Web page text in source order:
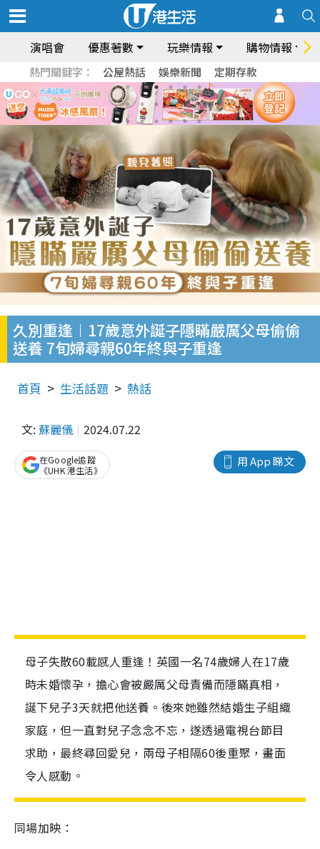
演唱會 優惠著數 玩樂情報 購物情報
熱門關鍵字： 公屋熱話 娛樂新聞 定期存款
久別重逢︱17歲意外誕子隱瞞嚴厲父母偷偷
送養 7旬婦尋親60年終與子重逢
首頁 生活話題 熱話
文: 蘇麗儀 2024.07.22
用 App 睇文
在Google追蹤
《UHK 港生活》
母子失散60載感人重逢！英國一名74歲婦人在17歲
時未婚懷孕，擔心會被嚴厲父母責備而隱瞞真相，
誕下兒子3天就把他送養。後來她雖然結婚生子組織
家庭，但一直對兒子念念不忘，遂透過電視台節目
求助，最終尋回愛兒，兩母子相隔60後重聚，畫面
令人感動。
同場加映：